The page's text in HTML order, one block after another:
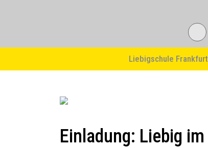
Liebigschule
Einladung: Liebig